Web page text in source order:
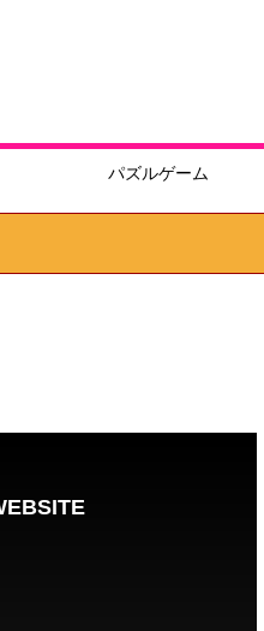
パズルゲーム